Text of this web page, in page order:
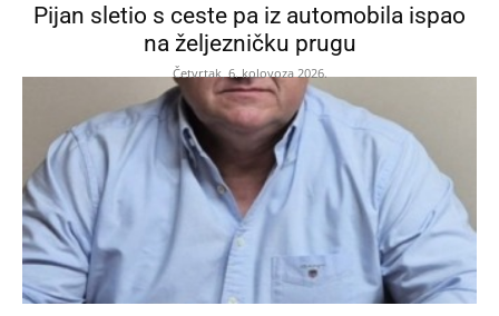
Pijan sletio s ceste pa iz automobila ispao
na željezničku prugu
Četvrtak, 6. kolovoza 2026.